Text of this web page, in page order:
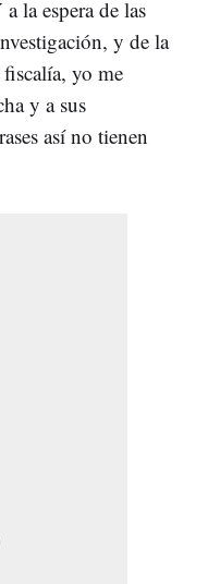
la espera de las
y de la
yo me
y a sus
así no tienen